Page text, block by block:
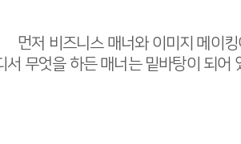
먼저 비즈니스 매너와 이미지 메이
서 무엇을 하든 매너는 밑바탕이 되어